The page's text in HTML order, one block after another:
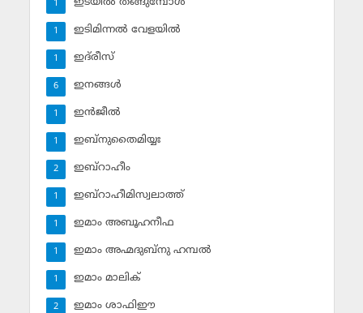
1
ഇടിമിന്നല്‍ വേളയില്‍
1
ഇദ്‌രീസ്‌
1
ഇനങ്ങള്‍
6
ഇന്‍ജീല്‍
1
ഇബ്‌നുതൈമിയ്യഃ
1
ഇബ്‌റാഹീം
2
ഇബ്‌റാഹീമിസ്വലാത്ത്
1
ഇമാം അബൂഹനീഫ
1
ഇമാം അഹ്മദുബ്‌നു ഹമ്പല്‍
1
ഇമാം മാലിക്
1
ഇമാം ശാഫിഈ
2